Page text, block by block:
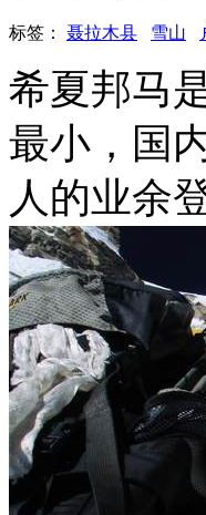
标签： 聂拉木县 雪山
希夏邦马
最小，国
人的业余